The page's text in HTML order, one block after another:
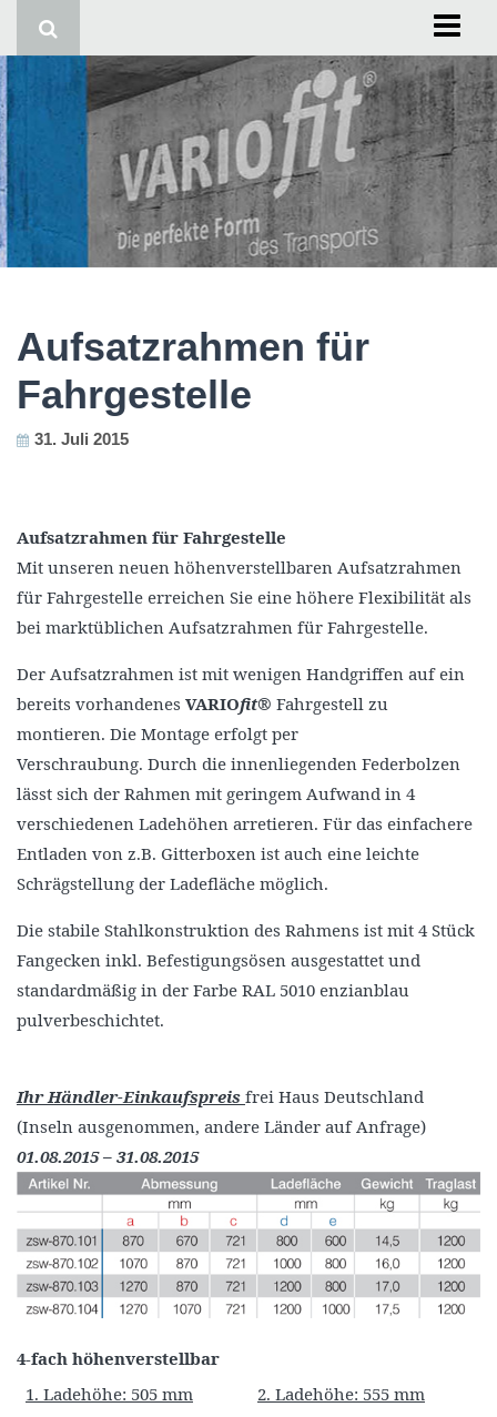
Impressum
Aufsatzrahmen für
Fahrgestelle
31. Juli 2015
Aufsatzrahmen für Fahrgestelle
Mit unseren neuen höhenverstellbaren Aufsatzrahmen
für Fahrgestelle erreichen Sie eine höhere Flexibilität als
bei marktüblichen Aufsatzrahmen für Fahrgestelle.
Der Aufsatzrahmen ist mit wenigen Handgriffen auf ein
bereits vorhandenes VARIOfit® Fahrgestell zu
montieren. Die Montage erfolgt per
Verschraubung. Durch die innenliegenden Federbolzen
lässt sich der Rahmen mit geringem Aufwand in 4
verschiedenen Ladehöhen arretieren. Für das einfachere
Entladen von z.B. Gitterboxen ist auch eine leichte
Schrägstellung der Ladefläche möglich.
Die stabile Stahlkonstruktion des Rahmens ist mit 4 Stück
Fangecken inkl. Befestigungsösen ausgestattet und
standardmäßig in der Farbe RAL 5010 enzianblau
pulverbeschichtet.
Ihr Händler-Einkaufspreis frei Haus Deutschland
(Inseln ausgenommen, andere Länder auf Anfrage)
01.08.2015 – 31.08.2015
4-fach höhenverstellbar
1. Ladehöhe: 505 mm
2. Ladehöhe: 555 mm